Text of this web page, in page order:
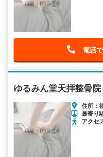
電話
ゆるみん堂天拝整骨院
住所：
最寄り
アクセ